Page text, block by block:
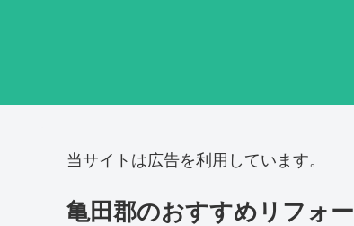
当サイトは広告を利用しています。
亀田郡のおすすめリフォ